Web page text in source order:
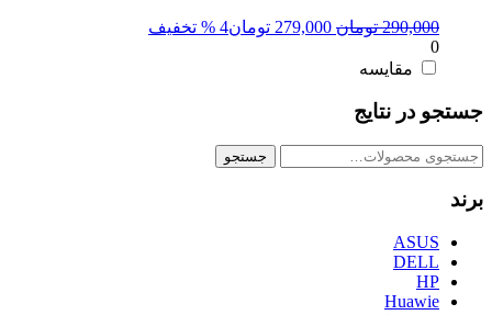
290,000 تومان قیمت
279,000 تومان4 % تخفیف
0
مقایسه
جستجو در نتایج
جستجو
جستجو
برند
ASUS
DELL
HP
Huawie